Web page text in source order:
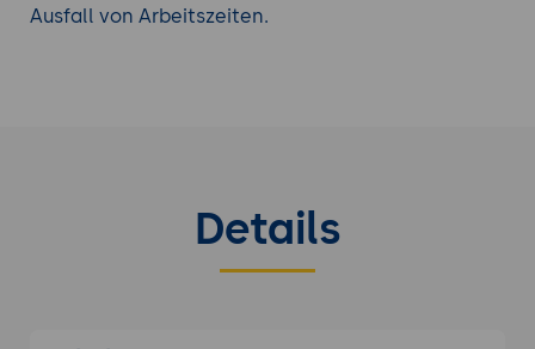
Ausfall von Arbeitszeiten.
Details